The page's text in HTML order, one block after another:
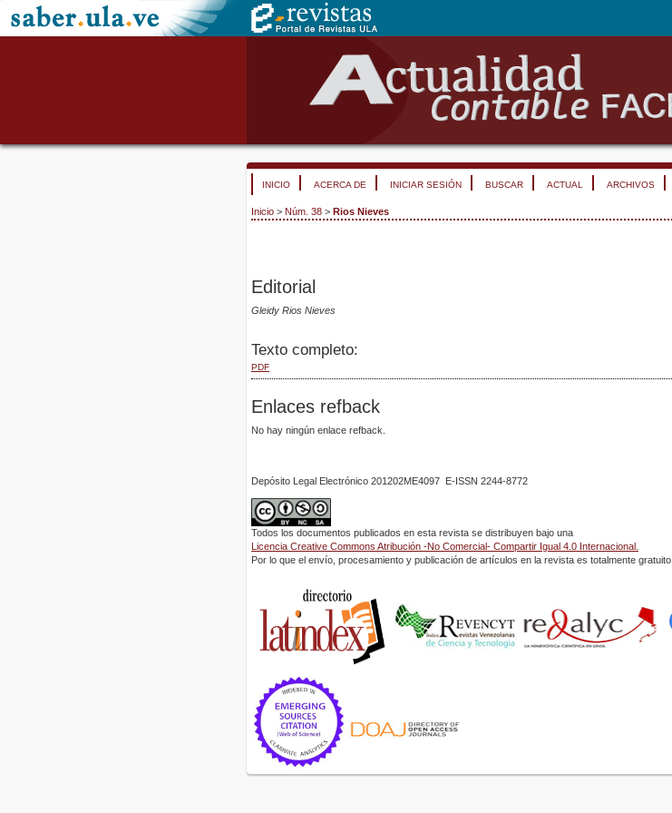
INICIO ACERCA DE INICIAR SESIÓN BUSCAR ACTUAL ARCHIVOS
Inicio > Núm. 38 > Rios Nieves
Editorial
Gleidy Rios Nieves
Texto completo:
PDF
Enlaces refback
No hay ningún enlace refback.
Depósito Legal Electrónico 201202ME4097 E-ISSN 2244-8772
Todos los documentos publicados en esta revista se distribuyen bajo una
Licencia Creative Commons Atribución -No Comercial- Compartir Igual 4.0 Internacional.
Por lo que el envío, procesamiento y publicación de artículos en la revista es totalmente gratuito.